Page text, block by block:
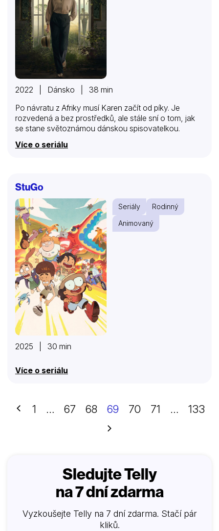
2022 | Dánsko | 38 min
Po návratu z Afriky musí Karen začít od píky. Je
rozvedená a bez prostředků, ale stále sní o tom, jak
se stane světoznámou dánskou spisovatelkou.
Více o seriálu
StuGo
Seriály
Rodinný
Animovaný
2025 | 30 min
Více o seriálu
Předchozí
1 … 67 68 69 70 71 …
133
Další
Sledujte Telly
na 7 dní zdarma
Vyzkoušejte Telly na 7 dní zdarma. Stačí pár
kliků.